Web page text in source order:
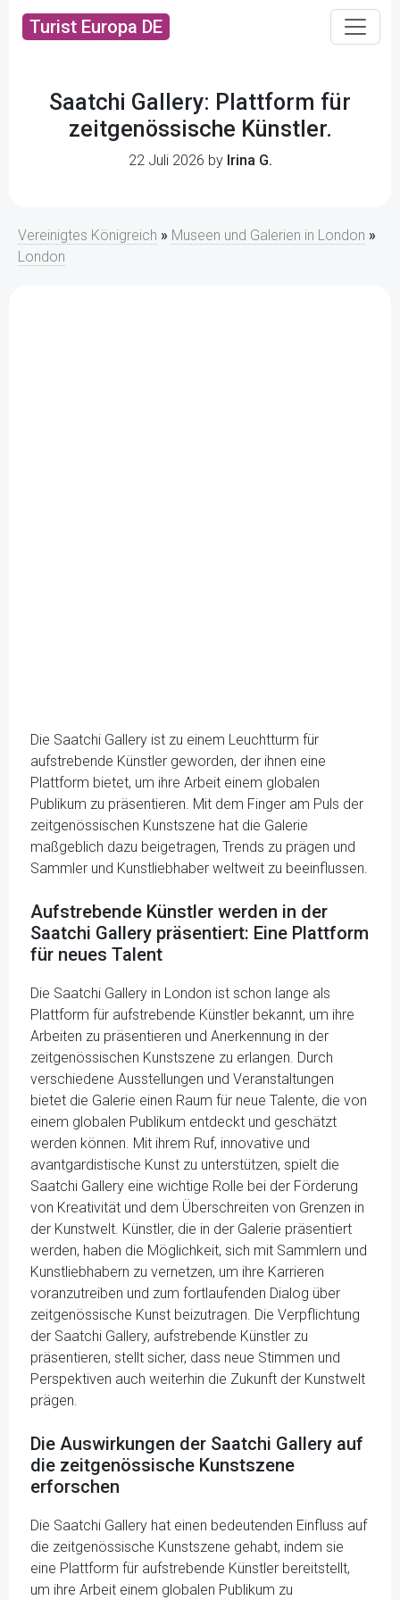
Turist Europa DE
Saatchi Gallery: Plattform für
zeitgenössische Künstler.
22 Juli 2026 by Irina G.
Vereinigtes Königreich » Museen und Galerien in London »
London
Die Saatchi Gallery ist zu einem Leuchtturm für
aufstrebende Künstler geworden, der ihnen eine
Plattform bietet, um ihre Arbeit einem globalen
Publikum zu präsentieren. Mit dem Finger am Puls der
zeitgenössischen Kunstszene hat die Galerie
maßgeblich dazu beigetragen, Trends zu prägen und
Sammler und Kunstliebhaber weltweit zu beeinflussen.
Aufstrebende Künstler werden in der
Saatchi Gallery präsentiert: Eine Plattform
für neues Talent
Die Saatchi Gallery in London ist schon lange als
Plattform für aufstrebende Künstler bekannt, um ihre
Arbeiten zu präsentieren und Anerkennung in der
zeitgenössischen Kunstszene zu erlangen. Durch
verschiedene Ausstellungen und Veranstaltungen
bietet die Galerie einen Raum für neue Talente, die von
einem globalen Publikum entdeckt und geschätzt
werden können. Mit ihrem Ruf, innovative und
avantgardistische Kunst zu unterstützen, spielt die
Saatchi Gallery eine wichtige Rolle bei der Förderung
von Kreativität und dem Überschreiten von Grenzen in
der Kunstwelt. Künstler, die in der Galerie präsentiert
werden, haben die Möglichkeit, sich mit Sammlern und
Kunstliebhabern zu vernetzen, um ihre Karrieren
voranzutreiben und zum fortlaufenden Dialog über
zeitgenössische Kunst beizutragen. Die Verpflichtung
der Saatchi Gallery, aufstrebende Künstler zu
präsentieren, stellt sicher, dass neue Stimmen und
Perspektiven auch weiterhin die Zukunft der Kunstwelt
prägen.
Die Auswirkungen der Saatchi Gallery auf
die zeitgenössische Kunstszene
erforschen
Die Saatchi Gallery hat einen bedeutenden Einfluss auf
die zeitgenössische Kunstszene gehabt, indem sie
eine Plattform für aufstrebende Künstler bereitstellt,
um ihre Arbeit einem globalen Publikum zu